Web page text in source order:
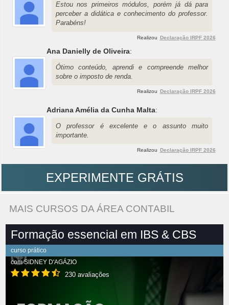
Estou nos primeiros módulos, porém já dá para
perceber a didática e conhecimento do professor.
Parabéns!
Realizou Declaração IRPF 2026
Ana Danielly de Oliveira:
Ótimo conteúdo, aprendi e compreende melhor
sobre o imposto de renda.
Realizou Declaração IRPF 2026
Adriana Amélia da Cunha Malta:
O professor é excelente e o assunto muito
importante.
Realizou Declaração IRPF 2026
EXPERIMENTE GRÁTIS
MAIS CURSOS DA ÁREA CONTABIL
Formação essencial em IBS & CBS
curso prático
comSIDNEY D'AGÁZIO
230 avaliações